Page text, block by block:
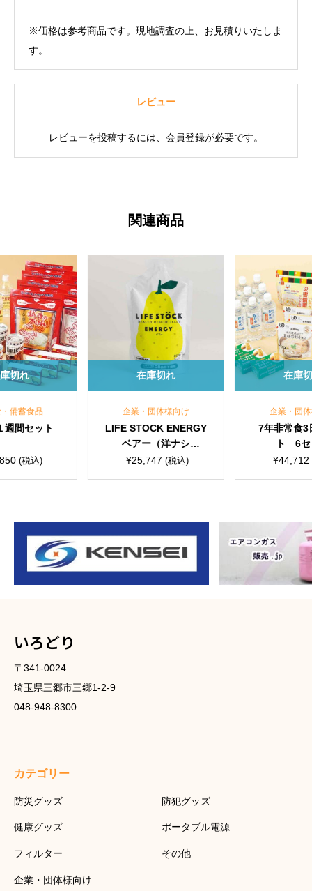
※価格は参考商品です。現地調査の上、お見積りいたしま
す。
レビュー
レビューを投稿するには、会員登録が必要です。
関連商品
企業・団体様向け
LIFE STOCK ENERGY
ベアー（洋ナシ）
味 （100g/80個入）
在庫切れ
企業・団体様向け
7年非常食3日分セッ
在庫切れ
いろどり
〒341-0024
埼玉県三郷市三郷1-2-9
048-948-8300
カテゴリー
防災グッズ 防犯グッズ
健康グッズ ポータブル電源
フィルター その他
企業・団体様向け